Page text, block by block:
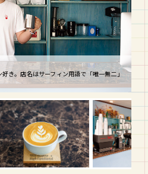
き。店名はサーフィン用語で「唯一無二」
ージした店内。出張コーヒー（他店での